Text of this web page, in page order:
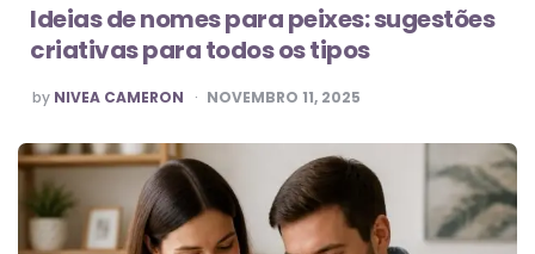
Ideias de nomes para peixes: sugestões
criativas para todos os tipos
POSTED
BY
by NIVEA CAMERON NOVEMBRO 11, 2025